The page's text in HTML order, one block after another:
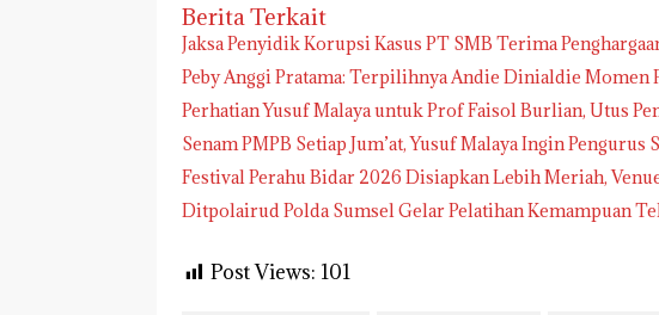
Berita Terkait
Jaksa Penyidik Korupsi Kasus PT SMB Terima
Peby Anggi Pratama: Terpilihnya Andie Dinialdie
Perhatian Yusuf Malaya untuk Prof Faisol Burlian, Utus
Senam PMPB Setiap Jum’at, Yusuf Malaya Ingin Pengurus
Festival Perahu Bidar 2026 Disiapkan Lebih Meriah,
Ditpolairud Polda Sumsel Gelar Pelatihan Kemampuan
Post Views: 101